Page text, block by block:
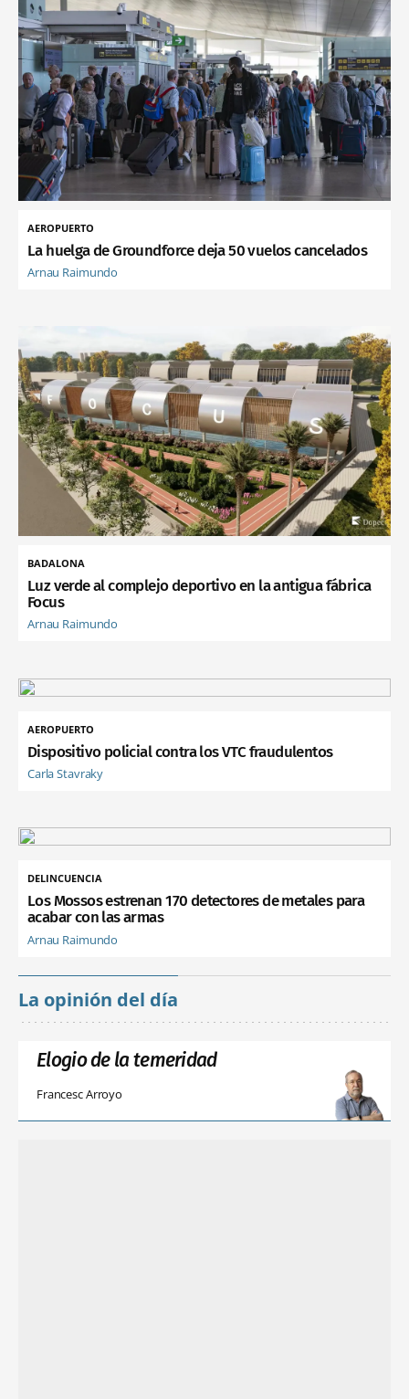
AEROPUERTO
La huelga de Groundforce deja 50 vuelos cancelados
Arnau Raimundo
BADALONA
Luz verde al complejo deportivo en la antigua fábrica
Focus
Arnau Raimundo
AEROPUERTO
Dispositivo policial contra los VTC fraudulentos
Carla Stavraky
DELINCUENCIA
Los Mossos estrenan 170 detectores de metales para
acabar con las armas
Arnau Raimundo
La opinión del día
Elogio de la temeridad
Francesc Arroyo